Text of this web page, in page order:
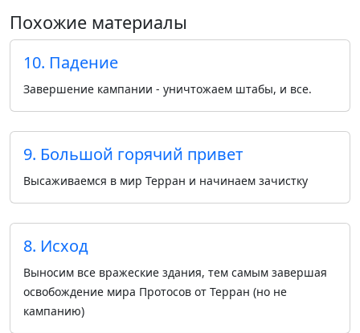
Похожие материалы
10. Падение
Завершение кампании - уничтожаем штабы, и все.
9. Большой горячий привет
Высаживаемся в мир Терран и начинаем зачистку
8. Исход
Выносим все вражеские здания, тем самым завершая
освобождение мира Протосов от Терран (но не
кампанию)